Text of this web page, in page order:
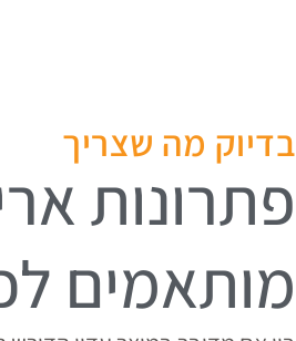
בדיוק מה שצריך
פתרונות
מותאמים